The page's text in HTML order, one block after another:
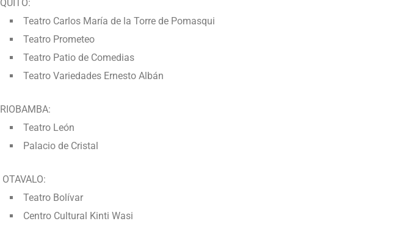
QUITO:
Teatro Carlos María de la Torre de Pomasqui
Teatro Prometeo
Teatro Patio de Comedias
Teatro Variedades Ernesto Albán
RIOBAMBA:
Teatro León
Palacio de Cristal
OTAVALO:
Teatro Bolívar
Centro Cultural Kinti Wasi